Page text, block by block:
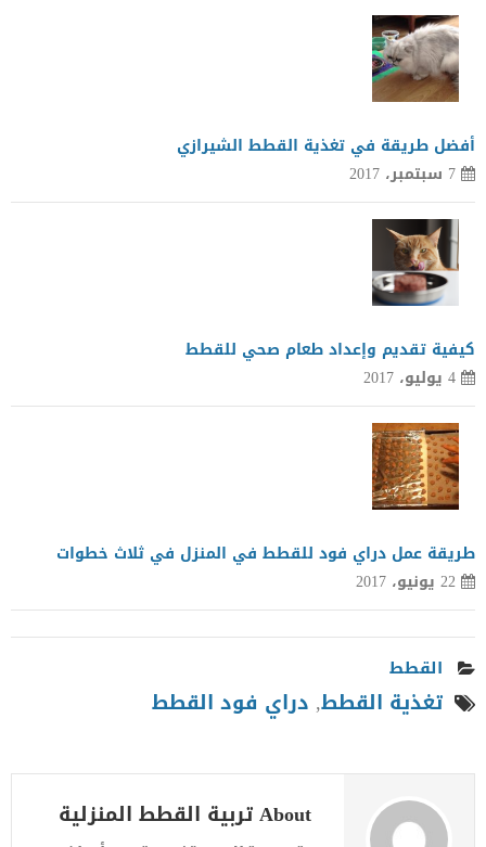
أفضل طريقة في تغذية القطط الشيرازي
7 سبتمبر، 2017
كيفية تقديم وإعداد طعام صحي للقطط
4 يوليو، 2017
طريقة عمل دراي فود للقطط في المنزل في ثلاث خطوات
22 يونيو، 2017
القطط
تغذية القطط, دراي فود القطط
About تربية القطط المنزلية